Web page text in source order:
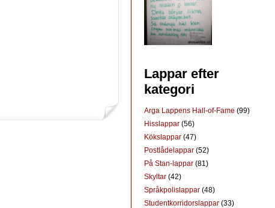
Lappar efter
kategori
Arga Lappens Hall-of-Fame (99)
Hisslappar (56)
Kökslappar (47)
Postlådelappar (52)
På Stan-lappar (81)
Skyltar (42)
Språkpolislappar (48)
Studentkorridorslappar (33)